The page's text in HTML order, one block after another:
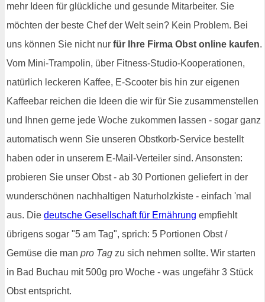
mehr Ideen für glückliche und gesunde Mitarbeiter. Sie
möchten der beste Chef der Welt sein? Kein Problem. Bei
uns können Sie nicht nur für Ihre Firma Obst online kaufen.
Vom Mini-Trampolin, über Fitness-Studio-Kooperationen,
natürlich leckeren Kaffee, E-Scooter bis hin zur eigenen
Kaffeebar reichen die Ideen die wir für Sie zusammenstellen
und Ihnen gerne jede Woche zukommen lassen - sogar ganz
automatisch wenn Sie unseren Obstkorb-Service bestellt
haben oder in unserem E-Mail-Verteiler sind. Ansonsten:
probieren Sie unser Obst - ab 30 Portionen geliefert in der
wunderschönen nachhaltigen Naturholzkiste - einfach 'mal
aus. Die deutsche Gesellschaft für Ernährung empfiehlt
übrigens sogar "5 am Tag", sprich: 5 Portionen Obst /
Gemüse die man pro Tag zu sich nehmen sollte. Wir starten
in Bad Buchau mit 500g pro Woche - was ungefähr 3 Stück
Obst entspricht.